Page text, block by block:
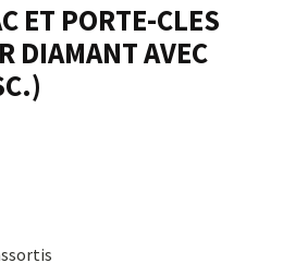
ET PORTE-CLES
DIAMANT AVEC